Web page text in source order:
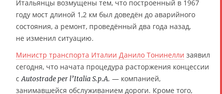
Итальянцы возмущены тем, что построенный в 1967
году мост длиной 1,2 км был доведён до аварийного
состояния, а ремонт, проведённый два года назад,
не изменил ситуацию.
Министр транспорта Италии Данило Тонинелли заявил
сегодня, что начата процедура расторжения концессии
с Autostrade per l’Italia S.p.A. — компанией,
занимавшейся обслуживанием дороги. Кроме того,